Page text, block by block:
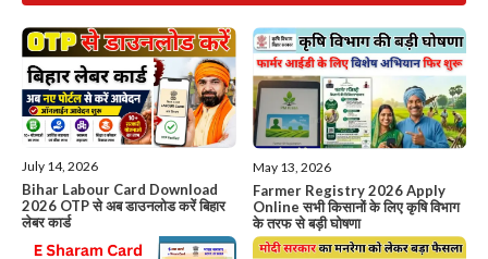
July 14, 2026
Bihar Labour Card Download
2026 OTP से अब डाउनलोड करें बिहार
लेबर कार्ड
May 13, 2026
Farmer Registry 2026 Apply
Online सभी किसानों के लिए कृषि विभाग
के तरफ से बड़ी घोषणा